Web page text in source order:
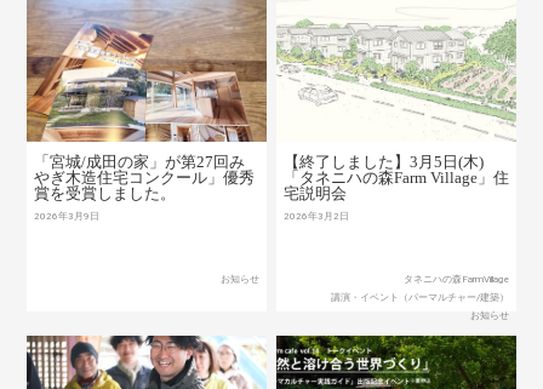
「宮城/成田の家」が第27回み
やぎ木造住宅コンクール」優秀
賞を受賞しました。
2026年3月9日
お知らせ
【終了しました】3月5日(木)
「タネニハの森Farm Village」住
宅説明会
2026年3月2日
タネニハの森FarmVillage
講演・イベント（パーマルチャー/建築）
お知らせ